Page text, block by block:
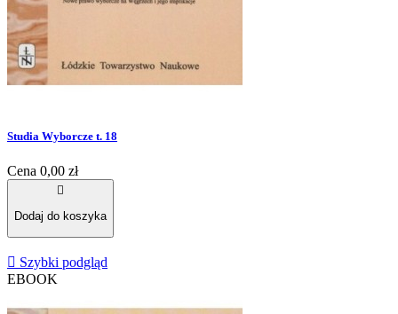
Studia Wyborcze t. 18
Cena 0,00 zł

Dodaj do koszyka
 Szybki podgląd
EBOOK